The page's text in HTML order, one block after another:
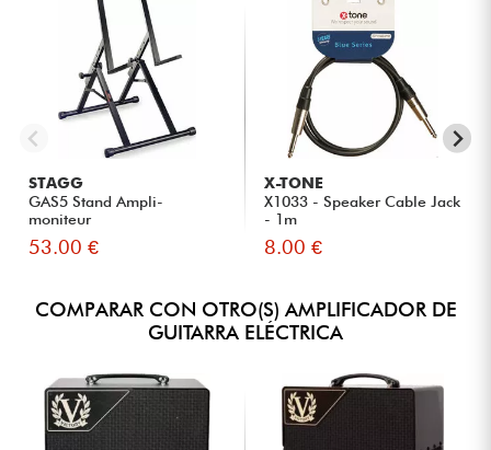
STAGG
GAS5 Stand Ampli-
moniteur
53.00 €
X-TONE
X1033 - Speaker Cable Jack
- 1m
8.00 €
COMPARAR CON OTRO(S) AMPLIFICADOR DE
GUITARRA ELÉCTRICA